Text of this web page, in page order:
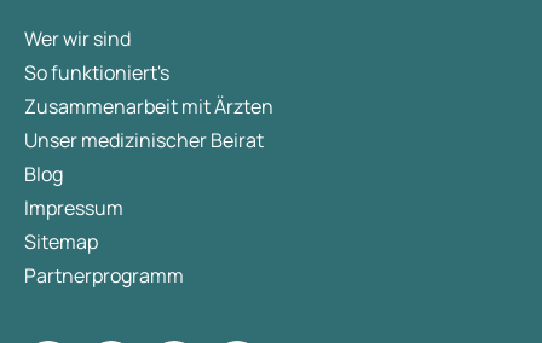
Wer wir sind
So funktioniert's
Zusammenarbeit mit Ärzten
Unser medizinischer Beirat
Blog
Impressum
Sitemap
Partnerprogramm